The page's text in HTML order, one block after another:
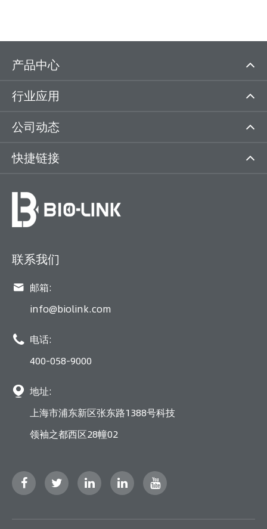
产品中心
行业应用
公司动态
快捷链接
联系我们
 邮箱:
info@biolink.com
 电话:
400-058-9000
 地址:
上海市浦东新区张东路1388号科技
领袖之都西区28幢02